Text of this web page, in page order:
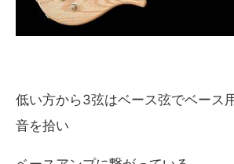
低い方から3弦はベース弦でベース
音を拾い